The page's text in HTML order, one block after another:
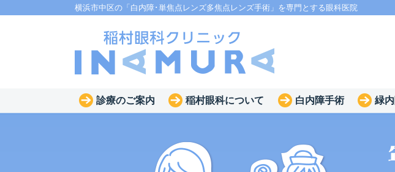
横浜市中区の「白内障･単焦点レンズ多焦点レンズ手術」を専門とする眼科医院
診療のご案内 稲村眼科について 白内障手術 緑